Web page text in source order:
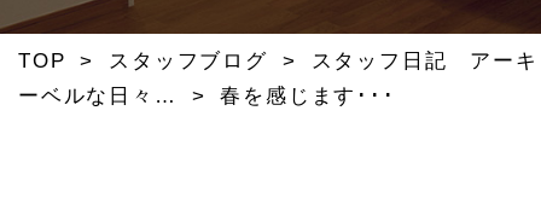
TOP > スタッフブログ >
スタッフ日記 アーキ
ーベルな日々…
> 春を感じます･･･